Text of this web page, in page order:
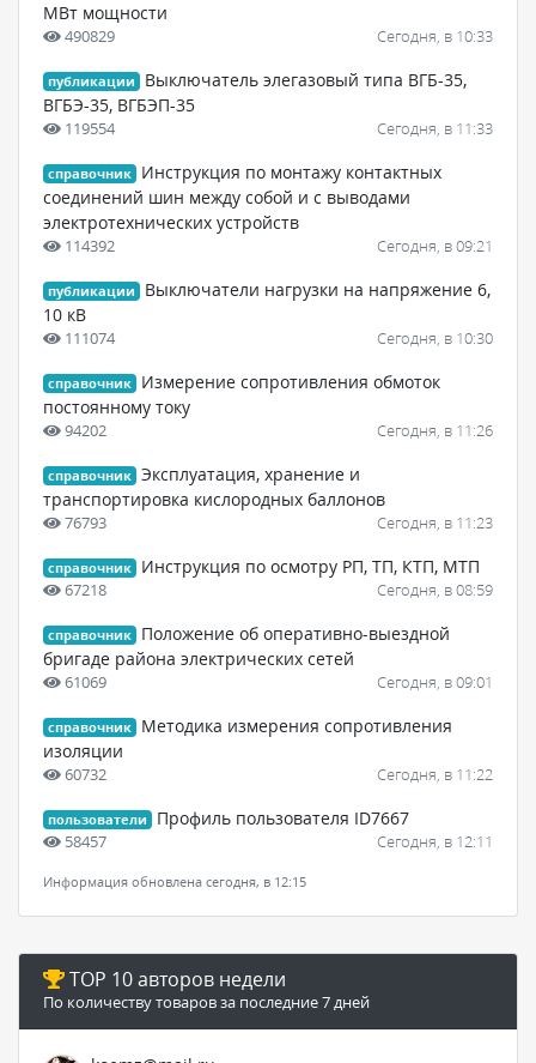
МВт мощности
490829 Сегодня, в 10:33
публикации
Выключатель элегазовый типа ВГБ-35,
ВГБЭ-35, ВГБЭП-35
119554 Сегодня, в 11:33
справочник
Инструкция по монтажу контактных
соединений шин между собой и с выводами
электротехнических устройств
114392 Сегодня, в 09:21
публикации
Выключатели нагрузки на напряжение 6,
10 кВ
111074 Сегодня, в 10:30
справочник
Измерение сопротивления обмоток
постоянному току
94202 Сегодня, в 11:26
справочник Эксплуатация, хранение и
транспортировка кислородных баллонов
76793 Сегодня, в 11:23
справочник Инструкция по осмотру РП, ТП, КТП, МТП
67218 Сегодня, в 08:59
справочник
Положение об оперативно-выездной
бригаде района электрических сетей
61069 Сегодня, в 09:01
справочник
Методика измерения сопротивления
изоляции
60732 Сегодня, в 11:22
пользователи Профиль пользователя ID7667
58457 Сегодня, в 12:11
Информация обновлена сегодня, в 12:15
TOP 10 авторов недели
По количеству товаров за последние 7 дней